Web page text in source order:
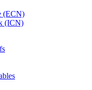
(ECN)
(ICN)